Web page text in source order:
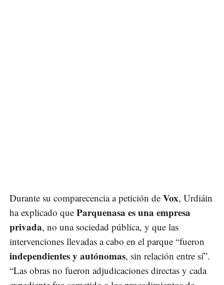
Durante su comparecencia a petición de Vox, Urdiáin
ha explicado que Parquenasa es una empresa
privada, no una sociedad pública, y que las
intervenciones llevadas a cabo en el parque “fueron
independientes y autónomas, sin relación entre sí”.
“Las obras no fueron adjudicaciones directas y cada